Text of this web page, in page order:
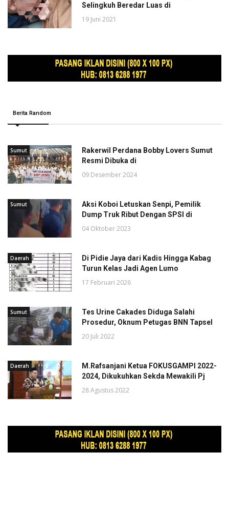
Selingkuh Beredar Luas di
19 Juni 2021
Berita Random
Sumut
Rakerwil Perdana Bobby Lovers Sumut
Resmi Dibuka di
09 Desember 2024
Sumut
Aksi Koboi Letuskan Senpi, Pemilik
Dump Truk Ribut Dengan SPSI di
04 Oktober 2023
Daerah
Di Pidie Jaya dari Kadis Hingga Kabag
Turun Kelas Jadi Agen Lumo
17 Februari 2026
Sumut
Tes Urine Cakades Diduga Salahi
Prosedur, Oknum Petugas BNN Tapsel
20 Juli 2022
Daerah
M.Rafsanjani Ketua FOKUSGAMPI 2022-
2024, Dikukuhkan Sekda Mewakili Pj
28 Agustus 2022